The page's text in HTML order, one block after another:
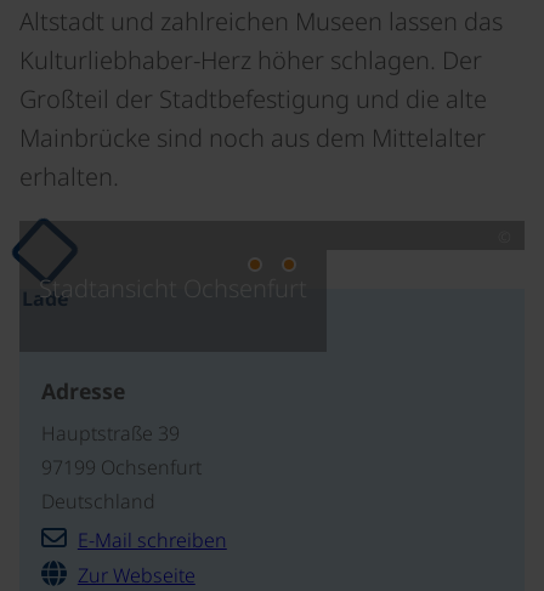
Altstadt und zahlreichen Museen lassen das
Kulturliebhaber-Herz höher schlagen. Der
Großteil der Stadtbefestigung und die alte
Mainbrücke sind noch aus dem Mittelalter
erhalten.
Stadtansicht Ochsenfurt
Lade
Adresse
Hauptstraße 39
97199 Ochsenfurt
Deutschland
E-Mail schreiben
Zur Webseite